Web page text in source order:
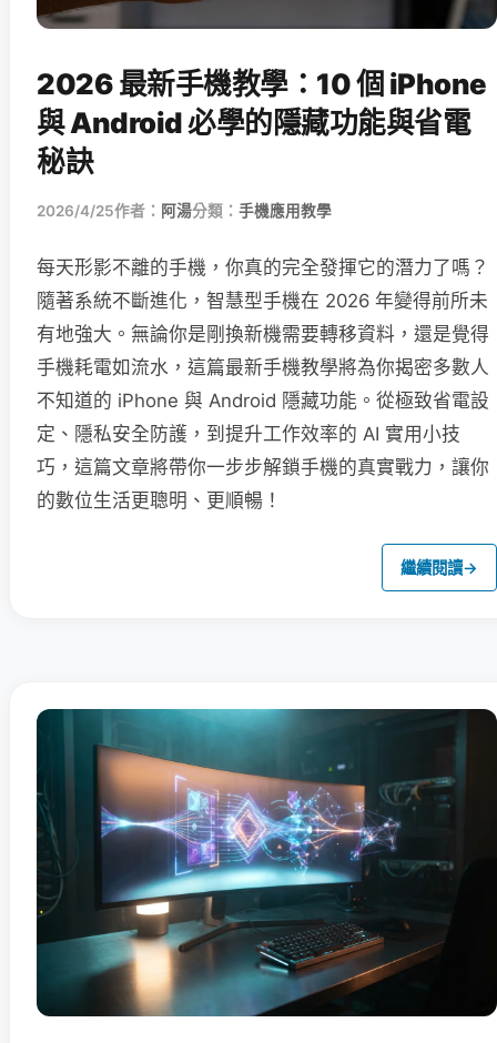
2026 最新手機教學：10 個 iPhone
與 Android 必學的隱藏功能與省電
秘訣
2026/4/25作者： 阿湯分類： 手機應用教學
每天形影不離的手機，你真的完全發揮它的潛力了嗎？
隨著系統不斷進化，智慧型手機在 2026 年變得前所未
有地強大。無論你是剛換新機需要轉移資料，還是覺得
手機耗電如流水，這篇最新手機教學將為你揭密多數人
不知道的 iPhone 與 Android 隱藏功能。從極致省電設
定、隱私安全防護，到提升工作效率的 AI 實用小技
巧，這篇文章將帶你一步步解鎖手機的真實戰力，讓你
的數位生活更聰明、更順暢！
繼續閱讀→